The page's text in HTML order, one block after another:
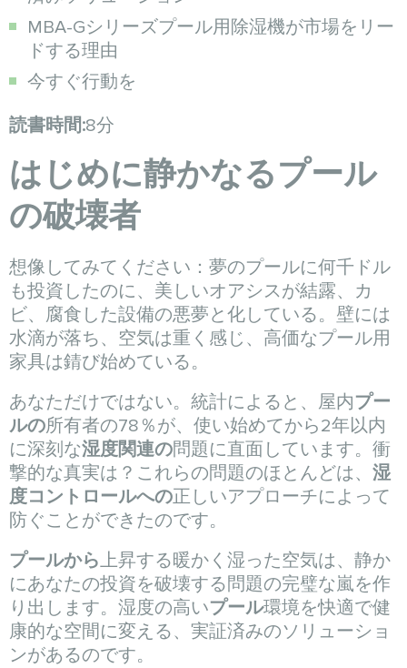
MBA-Gシリーズプール用除湿機が市場をリー
ドする理由
今すぐ行動を
読書時間:8分
はじめに静かなるプール
の破壊者
想像してみてください：夢のプールに何千ドル
も投資したのに、美しいオアシスが結露、カ
ビ、腐食した設備の悪夢と化している。壁には
水滴が落ち、空気は重く感じ、高価なプール用
家具は錆び始めている。
あなただけではない。統計によると、屋内プー
ルの所有者の78％が、使い始めてから2年以内
に深刻な湿度関連の問題に直面しています。衝
撃的な真実は？これらの問題のほとんどは、 湿
度コントロールへの正しいアプローチによって
防ぐことができたのです。
プールから上昇する暖かく湿った空気は、静か
にあなたの投資を破壊する問題の完璧な嵐を作
り出します。湿度の高いプール環境を快適で健
康的な空間に変える、実証済みのソリューショ
ンがあるのです。